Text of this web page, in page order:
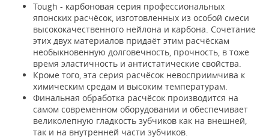
Tough - карбоновая серия профессиональных
японских расчёсок, изготовленных из особой смеси
высококачественного нейлона и карбона. Сочетание
этих двух материалов придаёт этим расчёскам
необыкновенную долговечность, прочность, в тоже
время эластичность и антистатические свойства.
Кроме того, эта серия расчёсок невосприимчива к
химическим средам и высоким температурам.
Финальная обработка расчёсок производится на
самом современном оборудовании и обеспечивает
великолепную гладкость зубчиков как на внешней,
так и на внутренней части зубчиков.